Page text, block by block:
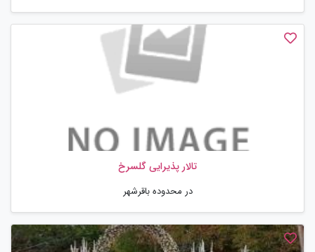
تالار پذیرایی گلسرخ
در محدوده باقرشهر